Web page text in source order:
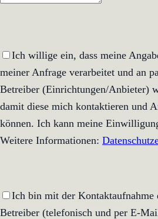
Ich willige ein, dass meine
meiner Anfrage verarbeitet und an
Betreiber (Einrichtungen/Anbieter)
damit diese mich kontaktieren und
können. Ich kann meine
Weitere Informationen:
Ich bin mit der Kontaktaufnahme
Betreiber (telefonisch und per E-